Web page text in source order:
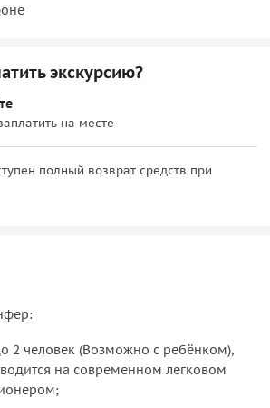
экскурсию?
на месте
полный возврат средств при
2 человек (Возможно с ребёнком),
нa современном легковом